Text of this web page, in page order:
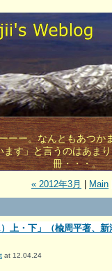
ーー。なんともあつ
す」と言うのはあま
冊・・
« 2012年3月 Main
上・下」（楡周平著、新
at 12.04.24